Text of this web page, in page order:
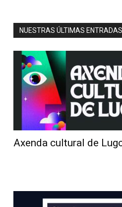
NUESTRAS ÚLTIMAS ENTRADAS
Axenda cultural de